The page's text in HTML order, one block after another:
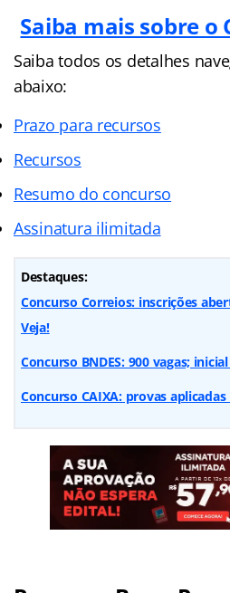
Saiba mais sobre o
Saiba todos os detalhes
abaixo:
Prazo para recursos
Recursos
Resumo do concurso
Assinatura ilimitada
Destaques:
Concurso Correios: inscrições
Veja!
Concurso BNDES: 900 vagas;
Concurso CAIXA: provas